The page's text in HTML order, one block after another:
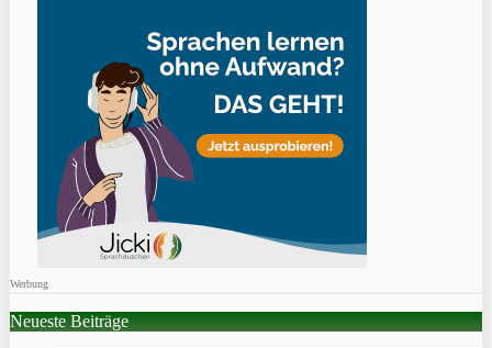
Werbung
Neueste Beiträge